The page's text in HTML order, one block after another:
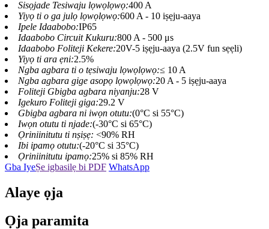
Sisọjade Tesiwaju lọwọlọwọ:400 A
Yiyọ ti o ga julọ lọwọlọwọ:600 A - 10 iṣẹju-aaya
Ipele Idaabobo:IP65
Idaabobo Circuit Kukuru:800 A - 500 μs
Idaabobo Foliteji Kekere:20V-5 iṣẹju-aaya (2.5V fun sẹẹli)
Yiyọ ti ara ẹni:2.5%
Ngba agbara ti o tẹsiwaju lọwọlọwọ:≤ 10 A
Ngba agbara gige asopọ lọwọlọwọ:20 A - 5 iṣẹju-aaya
Foliteji Gbigba agbara niyanju:28 V
Igekuro Foliteji giga:29.2 V
Gbigba agbara ni iwọn otutu:(0°C si 55°C)
Iwọn otutu ti njade:(-30°C si 65°C)
Ọriniinitutu ti nṣiṣẹ: <90% RH
Ibi ipamọ otutu:(-20°C si 35°C)
Ọriniinitutu ipamọ:25% si 85% RH
Gba IyeṢe igbasilẹ bi PDF WhatsApp
Alaye ọja
Ọja paramita